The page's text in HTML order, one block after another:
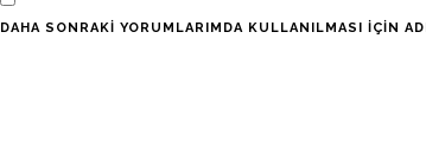
DAHA SONRAKI YORUMLARIMDA KULLANILMASI IÇIN